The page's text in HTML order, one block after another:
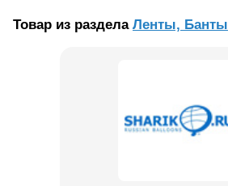
Товар из раздела Ленты, Банты